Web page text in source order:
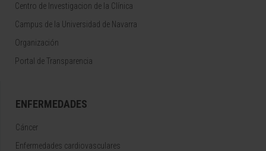
Centro de Investigacion de la Clínica
Campus de la Universidad de Navarra
Organización
Portal de Transparencia
ENFERMEDADES
Cáncer
Enfermedades cardiovasculares